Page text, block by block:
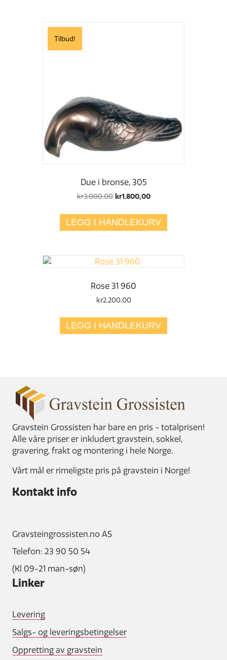
Tilbud!
Due i bronse, 305
kr3.000,00 Opprinnelig
var:
kr3.000,00.
kr1.800,00Nåværende
er:
kr1.800,00.
LEGG I HANDLEKURV
Rose 31 960
kr2.200,00
LEGG I HANDLEKURV
Gravstein Grossisten har bare en pris - totalprisen!
Alle våre priser er inkludert gravstein, sokkel,
gravering, frakt og montering i hele Norge.
Vårt mål er rimeligste pris på gravstein i Norge!
Kontakt info
Gravsteingrossisten.no AS
Telefon: 23 90 50 54
(Kl 09-21 man-søn)
Linker
Levering
Salgs- og leveringsbetingelser
Oppretting av gravstein